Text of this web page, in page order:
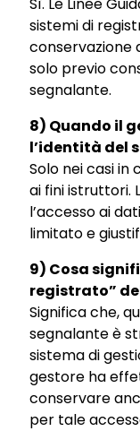
sistemi di
conservazione
solo previo
segnalante.
8) Quando il
l’identità del
Solo nei casi
ai fini istruttori.
l’accesso ai
limitato e
9) Cosa
registrato”
Significa che,
segnalante è
sistema di
gestore ha
conservare
per tale